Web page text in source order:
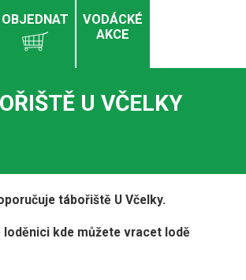
OBJEDNAT
VODÁCKÉ
AKCE
U VČELKY
tábořiště U Včelky.
kde můžete vracet lodě